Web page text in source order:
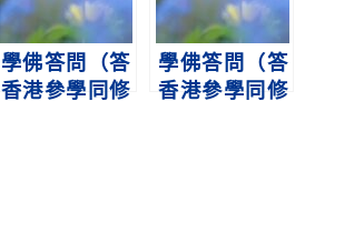
學佛答問（答
香港參學同修
學佛答問（答
香港參學同修